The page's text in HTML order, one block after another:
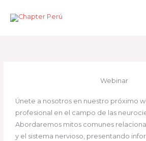
Webinar
Únete a nosotros en nuestro próximo
profesional en el campo de las
Abordaremos mitos comunes
y el sistema nervioso, presentando